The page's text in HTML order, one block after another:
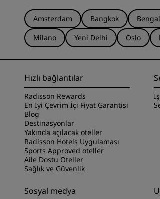
Amsterdam Bangkok
Milano
Yeni Delhi Oslo
Hızlı bağlantılar
Radisson Rewards
En İyi Çevrim İçi Fiyat Garantisi
Blog
Destinasyonlar
Yakında açılacak oteller
Radisson Hotels Uygulaması
Sports Approved oteller
Aile Dostu Oteller
Sağlık ve Güvenlik
Sosyal medya